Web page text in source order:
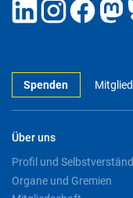
Spenden
Über uns
Profil und
Organe und Gremien